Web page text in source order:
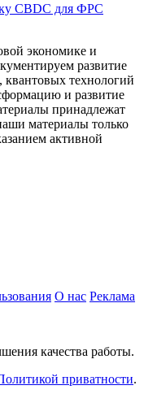
CBDC для ФРС
экономике и
развитие
квантовых технологий
и развитие
принадлежат
материалы только
активной
О нас Реклама
качества работы.
приватности.